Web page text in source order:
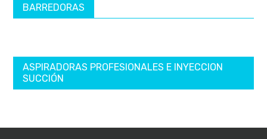
BARREDORAS
ASPIRADORAS PROFESIONALES E INYECCION
SUCCIÓN